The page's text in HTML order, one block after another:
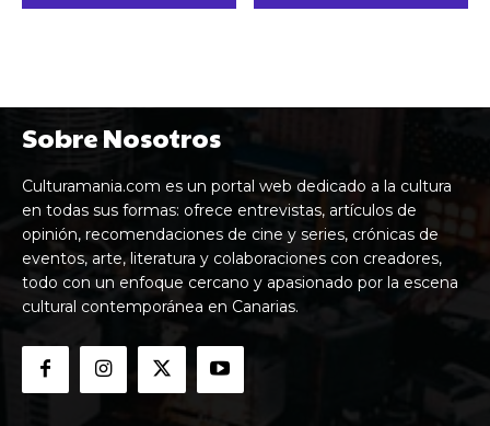
Sobre Nosotros
Culturamania.com es un portal web dedicado a la cultura
en todas sus formas: ofrece entrevistas, artículos de
opinión, recomendaciones de cine y series, crónicas de
eventos, arte, literatura y colaboraciones con creadores,
todo con un enfoque cercano y apasionado por la escena
cultural contemporánea en Canarias.